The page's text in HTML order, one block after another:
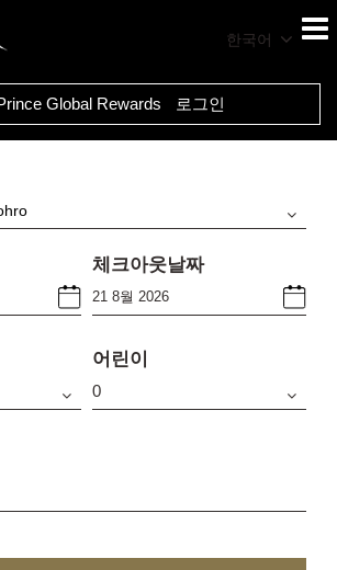
한국어
Global Rewards 로그인
체크아웃날짜
어린이